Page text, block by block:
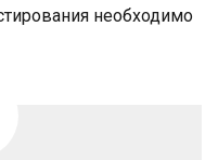
необходимо